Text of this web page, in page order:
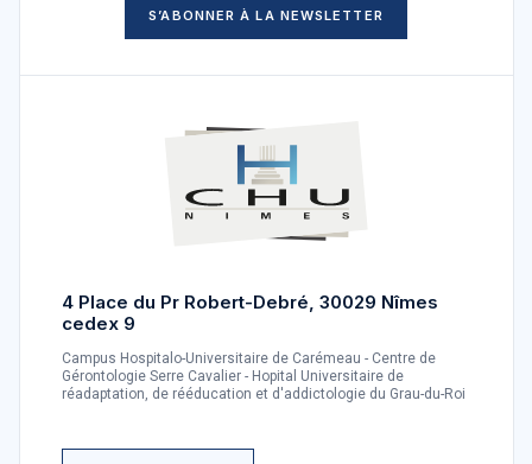
S’ABONNER À LA NEWSLETTER
4 Place du Pr Robert-Debré, 30029 Nîmes
cedex 9
Campus Hospitalo-Universitaire de Carémeau - Centre de
Gérontologie Serre Cavalier - Hopital Universitaire de
réadaptation, de rééducation et d'addictologie du Grau-du-Roi